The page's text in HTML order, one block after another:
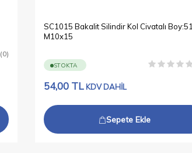
(0)
SC1015 Bakalit Silindir Kol Civatalı Boy:51,
M10x15
STOKTA
54,00 TL KDV DAHİL
Sepete Ekle